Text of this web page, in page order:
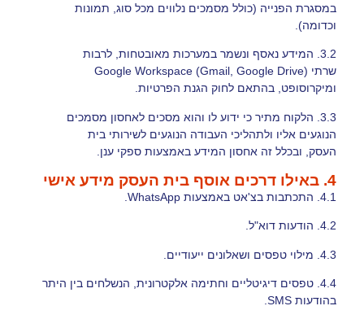
במסגרת הפנייה (כולל מסמכים נלווים מכל סוג, תמונות
וכדומה).
3.2. המידע נאסף ונשמר במערכות מאובטחות, לרבות
שרתי Google Workspace (Gmail, Google Drive)
ומיקרוסופט, בהתאם לחוק הגנת הפרטיות.
3.3. הלקוח מתיר כי ידוע לו והוא מסכים לאחסון מסמכים
הנוגעים אליו ולתהליכי העבודה הנוגעים לשירותי בית
העסק, ובכלל זה אחסון המידע באמצעות ספקי ענן.
4. באילו דרכים אוסף בית העסק מידע אישי
4.1. התכתבות בצ'אט באמצעות WhatsApp.
4.2. הודעות דוא"ל.
4.3. מילוי טפסים ושאלונים ייעודיים.
4.4. טפסים דיגיטליים וחתימה אלקטרונית, הנשלחים בין היתר
בהודעות SMS.